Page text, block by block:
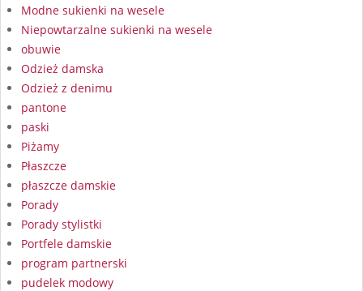
Modne sukienki na wesele
Niepowtarzalne sukienki na wesele
obuwie
Odzież damska
Odzież z denimu
pantone
paski
Piżamy
Płaszcze
płaszcze damskie
Porady
Porady stylistki
Portfele damskie
program partnerski
pudelek modowy